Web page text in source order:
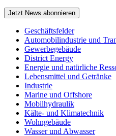
Jetzt News abonnieren
Geschäftsfelder
Automobilindustrie und
Gewerbegebäude
District Energy
Energie und natürliche
Lebensmittel und Getränke
Industrie
Marine und Offshore
Mobilhydraulik
Kälte- und Klimatechnik
Wohngebäude
Wasser und Abwasser